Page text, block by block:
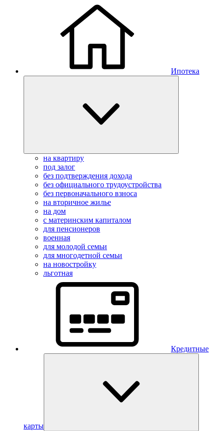
Ипотека
на квартиру
под залог
без подтверждения дохода
без официального трудоустройства
без первоначального взноса
на вторичное жилье
на дом
с материнским капиталом
для пенсионеров
военная
для молодой семьи
для многодетной семьи
на новостройку
льготная
Кредитные
карты